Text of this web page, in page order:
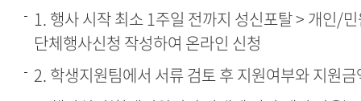
1. 행사 시작 최소 1주일 전까지 성신포탈 > 개인/
단체행사신청 작성하여 온라인 신청
2. 학생지원팀에서 서류 검토 후 지원여부와 지원